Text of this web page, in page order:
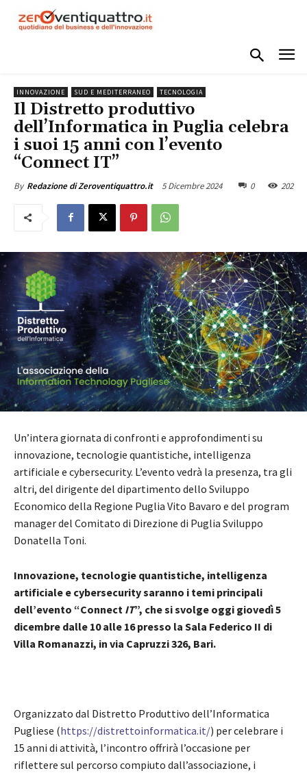
INNOVAZIONE SUD E MEDITERRANEO TECNOLOGIA
Il Distretto produttivo
dell’Informatica in Puglia celebra
i suoi 15 anni con l’evento
“Connect IT”
By Redazione di Zeroventiquattro.it 5 Dicembre 2024 0 202
Un’intera giornata di confronti e approfondimenti su
innovazione, tecnologie quantistiche, intelligenza
artificiale e cybersecurity. L’evento vedrà la presenza, tra gli
altri, del dirigente del dipartimento dello Sviluppo
Economico della Regione Puglia Vito Bavaro e del program
manager del Comitato di Direzione di Puglia Sviluppo
Donatella Toni.
Innovazione, tecnologie quantistiche, intelligenza
artificiale e cybersecurity saranno i temi principali
dell’evento “Connect IT”, che si svolge oggi giovedì 5
dicembre dalle 10 alle 16 presso la Sala Federico II di
Villa Romanazzi, in via Capruzzi 326, Bari.
Organizzato dal Distretto Produttivo dell’Informatica
Pugliese (https://distrettoinformatica.it/) per celebrare i
15 anni di attività, l’incontro offrirà l’occasione per
riflettere sul percorso compiuto dall’associazione, i